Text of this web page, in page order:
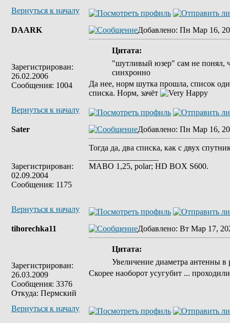
Вернуться к началу
DAARK
Зарегистрирован:
26.02.2006
Сообщения: 1004
Добавлено: Пн Мар 16,
Цитата:
"шутливый юзер" сам не понял,
синхронно
Да нее, норм шутка прошла, список
списка. Норм, зачёт
Вернуться к началу
Sater
Зарегистрирован:
02.09.2004
Сообщения: 1175
Добавлено: Пн Мар 16,
Тогда да, два списка, как с двух
MABO 1,25, polar; HD BOX S600.
Вернуться к началу
tihorechka11
Зарегистрирован:
26.03.2009
Сообщения: 3376
Откуда: Пермский
Добавлено: Вт Мар 17,
Цитата:
Увеличение диаметра антенны
Скорее наоборот усугубит ...
Вернуться к началу